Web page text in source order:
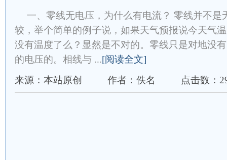
一、零线无电压，为什么有电流？ 零线并不是
较，举个简单的例子说，如果天气预报说今天气
没有温度了么？显然是不对的。零线只是对地没
的电压的。相线与 ...[阅读全文]
来源：本站原创
作者：佚名 点击数：